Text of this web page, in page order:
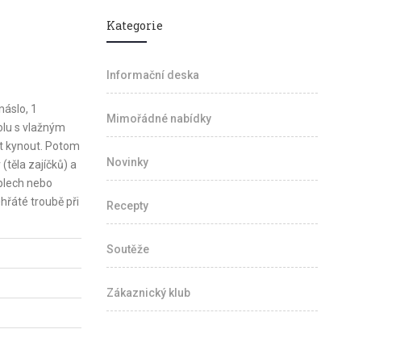
1
s vlažným
kynout. Potom
zajíčků) a
nebo
troubě při
Kategorie
Informační deska
Mimořádné nabídky
Novinky
Recepty
Soutěže
Zákaznický klub